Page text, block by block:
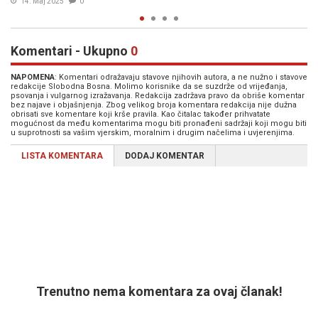
Komentari - Ukupno 0
NAPOMENA: Komentari odražavaju stavove njihovih autora, a ne nužno i stavove
redakcije Slobodna Bosna. Molimo korisnike da se suzdrže od vrijeđanja,
psovanja i vulgarnog izražavanja. Redakcija zadržava pravo da obriše komentar
bez najave i objašnjenja. Zbog velikog broja komentara redakcija nije dužna
obrisati sve komentare koji krše pravila. Kao čitalac također prihvatate
mogućnost da među komentarima mogu biti pronađeni sadržaji koji mogu biti
u suprotnosti sa vašim vjerskim, moralnim i drugim načelima i uvjerenjima.
LISTA KOMENTARA DODAJ KOMENTAR
Trenutno nema komentara za ovaj članak!